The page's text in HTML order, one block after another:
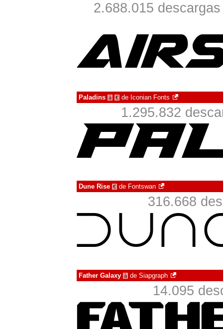
2.688.015
Paladins à € de Iconian Fonts
1.295.832
Dune Rise € de Fontswan
316.668
Father Galaxy à de Siapgraph
14.095